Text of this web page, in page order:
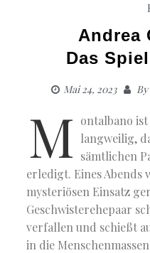
Andrea
Das
Mai 24, 2023 By
M ontalbano
langweilig,
sämtlichen
erledigt. Eines Abends
mysteriösen Einsatz
Geschwisterehepaar
verfallen und schießt
in die